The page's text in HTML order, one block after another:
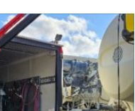
när nya projekt ska i
gång. Rätt sorts grus gör
skillnad för allt från en
enkel trädgårdsgång till
en tungt trafikerad